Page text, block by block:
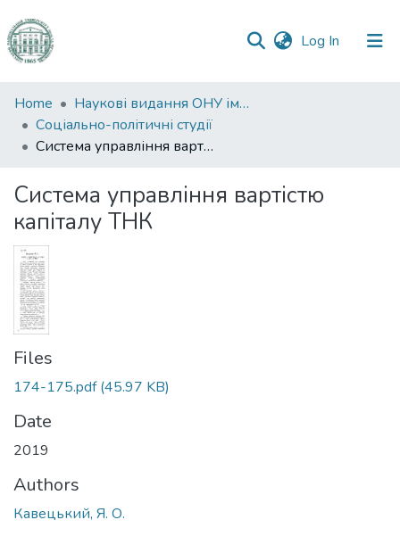
Log In (current)
Communities
&
Collections
Statistics
Home
Наукові видання ОНУ імені І. І. Мечникова
Соціально-політичні студії
Система управління вартістю капіталу ТНК
Система управління вартістю
капіталу ТНК
Files
174-175.pdf(45.97 KB)
Date
2019
Authors
Кавецький, Я. О.